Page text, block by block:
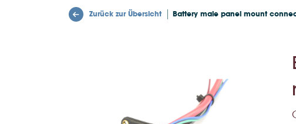
Zurück zur Übersicht Battery male panel mount